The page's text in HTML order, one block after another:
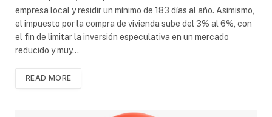
empresa local y residir un mínimo de 183 días al año. Asimismo,
el impuesto por la compra de vivienda sube del 3% al 6%, con
el fin de limitar la inversión especulativa en un mercado
reducido y muy…
READ MORE